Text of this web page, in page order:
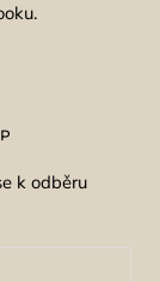
k odběru